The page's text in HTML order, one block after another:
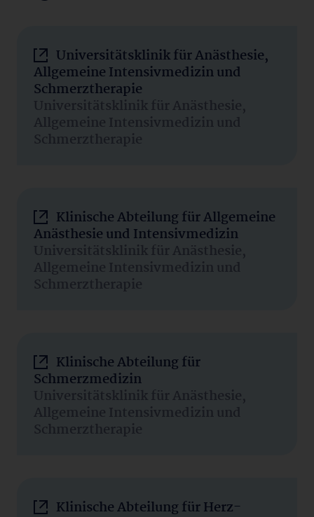
Universitätsklinik für Anästhesie,
Allgemeine Intensivmedizin und
Schmerztherapie
Universitätsklinik für Anästhesie,
Allgemeine Intensivmedizin und
Schmerztherapie
Klinische Abteilung für Allgemeine
Anästhesie und Intensivmedizin
Universitätsklinik für Anästhesie,
Allgemeine Intensivmedizin und
Schmerztherapie
Klinische Abteilung für
Schmerzmedizin
Universitätsklinik für Anästhesie,
Allgemeine Intensivmedizin und
Schmerztherapie
Klinische Abteilung für Herz-